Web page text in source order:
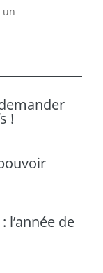
un
!
l’année de